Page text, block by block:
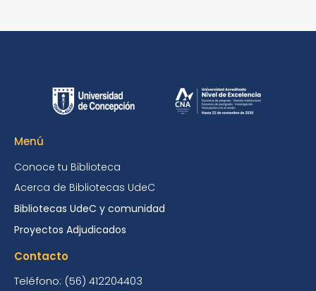
Menú
Conoce tu Biblioteca
Acerca de Bibliotecas UdeC
Bibliotecas UdeC y comunidad
Proyectos Adjudicados
Contacto
Teléfono: (56) 412204403